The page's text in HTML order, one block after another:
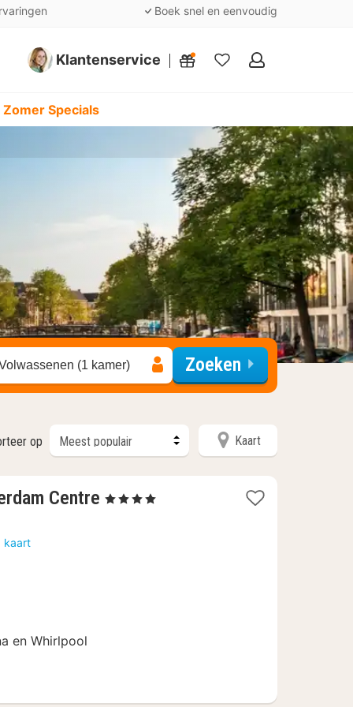
Boek snel en eenvoudig
Klantenservice
Mijn
Specials
(1 kamer) Zoeken
op Kaart
Centre 1
, 4 Sterren
kaart
en Whirlpool